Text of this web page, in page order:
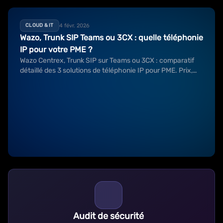
CLOUD & IT 4 févr. 2026
Wazo, Trunk SIP Teams ou 3CX : quelle téléphonie
IP pour votre PME ?
Wazo Centrex, Trunk SIP sur Teams ou 3CX : comparatif
détaillé des 3 solutions de téléphonie IP pour PME. Prix,
Audit de sécurité